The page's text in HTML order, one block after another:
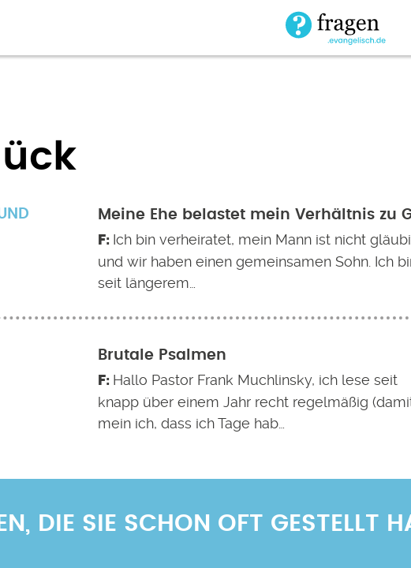
Meine Ehe belastet mein Verhältnis zu
Ich bin verheiratet, mein Mann ist nicht
und wir haben einen gemeinsamen Sohn. Ich
seit längerem…
Brutale Psalmen
Hallo Pastor Frank Muchlinsky, ich lese seit
knapp über einem Jahr recht regelmäßig
mein ich, dass ich Tage hab…
DIE SIE SCHON OFT GESTELLT